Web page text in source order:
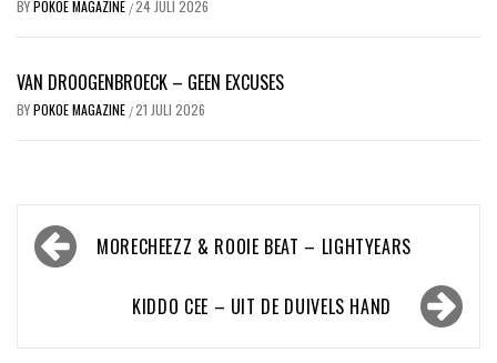
BYPOKOE MAGAZINE /24 JULI 2026
VAN DROOGENBROECK – GEEN EXCUSES
BYPOKOE MAGAZINE /21 JULI 2026
Bericht
navigatieMORECHEEZZ & ROOIE BEAT – LIGHTYEARS
KIDDO CEE – UIT DE DUIVELS HAND